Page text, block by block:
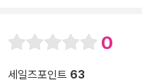
0
세일즈포인트 63